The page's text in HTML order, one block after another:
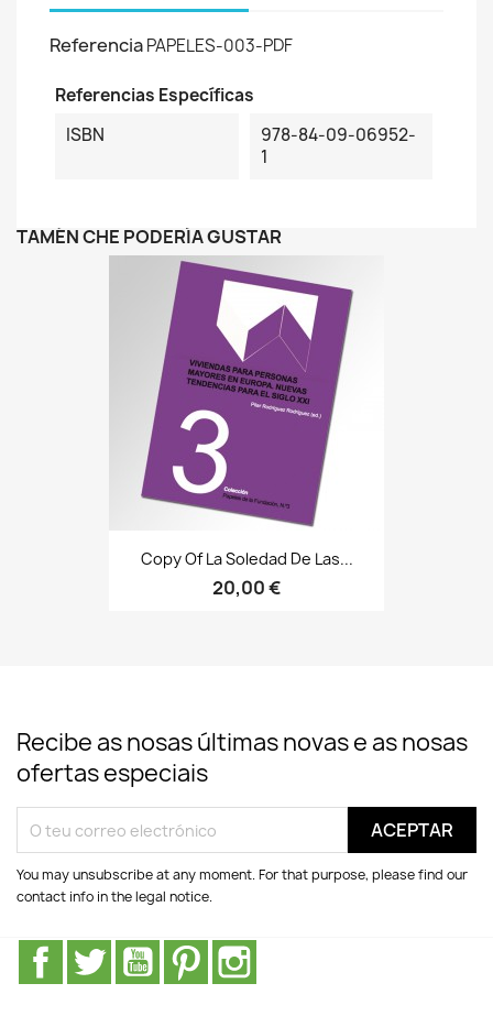
ReferenciaPAPELES-003-PDF
Referencias Específicas
ISBN
978-84-09-06952-
1
TAMÉN CHE PODERÍA GUSTAR
Copy Of La Soledad De Las...
20,00 €
Recibe as nosas últimas novas e as nosas
ofertas especiais
You may unsubscribe at any moment. For that purpose, please find our
contact info in the legal notice.
Facebook
Twitter YouTubePinterest